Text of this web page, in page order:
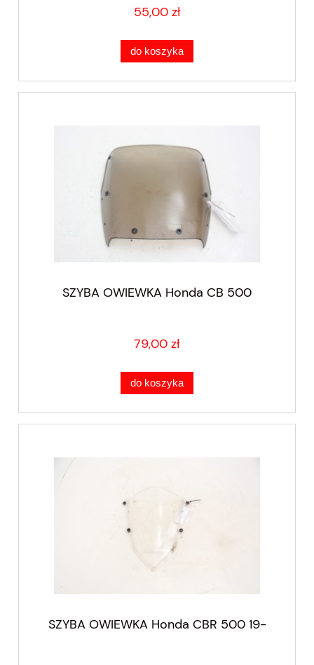
55,00 zł
do koszyka
SZYBA OWIEWKA Honda CB 500
79,00 zł
do koszyka
SZYBA OWIEWKA Honda CBR 500 19-